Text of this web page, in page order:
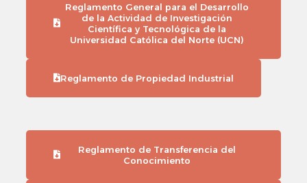
Reglamento General para el Desarrollo
de la Actividad de Investigación
Científica y Tecnológica de la
Universidad Católica del Norte (UCN)
Reglamento de Propiedad Industrial
Reglamento de Transferencia del
Conocimiento